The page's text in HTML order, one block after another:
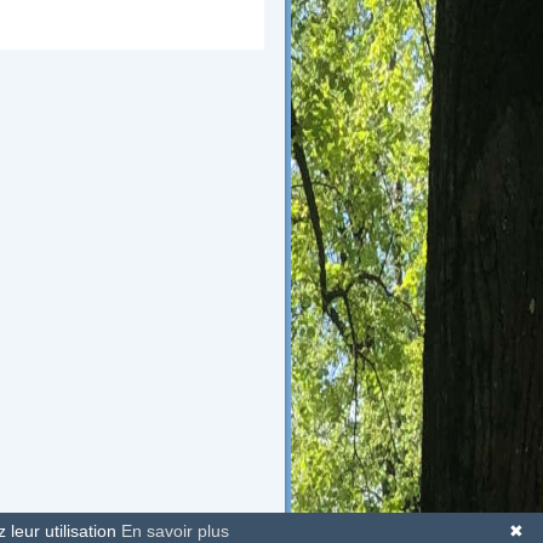
✖
leur utilisation En savoir plus